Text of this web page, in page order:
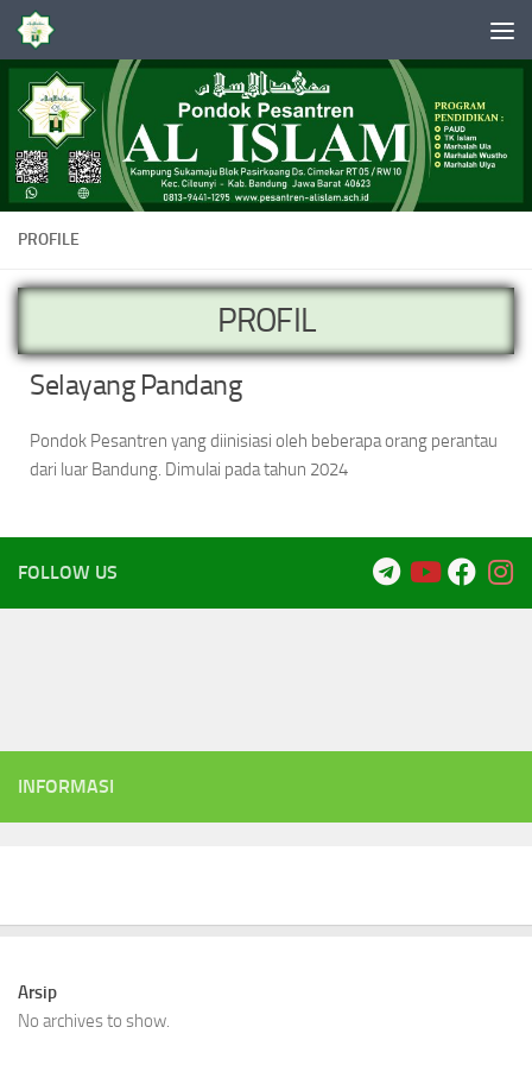
Skip to content
PROFILE
PROFIL
Selayang Pandang
Pondok Pesantren yang diinisiasi oleh beberapa orang perantau
dari luar Bandung. Dimulai pada tahun 2024
FOLLOW US
INFORMASI
Arsip
No archives to show.